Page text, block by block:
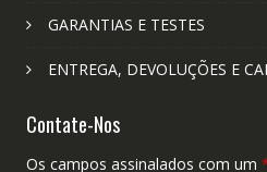
GARANTIAS E TESTES
ENTREGA, DEVOLUÇÕES E
Contate-Nos
Os campos assinalados com um